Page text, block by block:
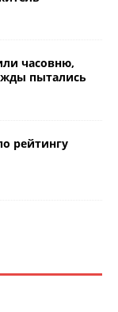
часовню,
пытались
рейтингу